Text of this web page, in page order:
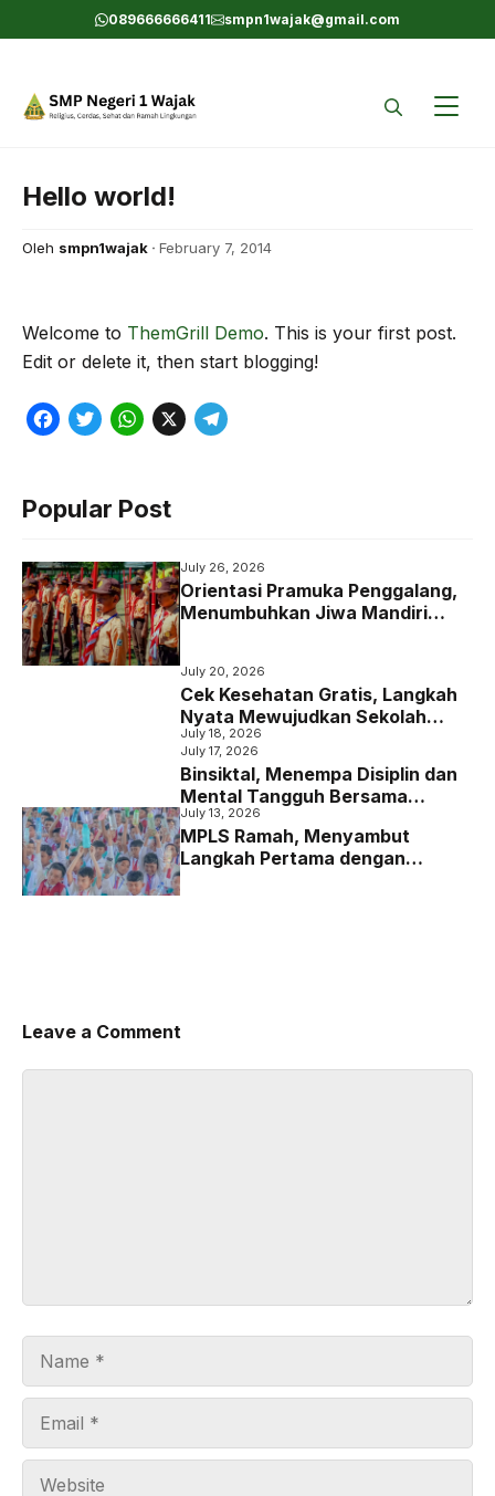
to
089666666411 smpn1wajak@gmail.com
Hello world!
Oleh smpn1wajak February 7, 2014
Welcome to ThemGrill Demo. This is your first post.
Edit or delete it, then start blogging!
F
e
b
o
o
k
T
t
t
e
r
W
t
s
A
p
p
X
T
r
a
Popular Post
July 26, 2026
Orientasi Pramuka Penggalang,
Menumbuhkan Jiwa Mandiri
July 20, 2026
Cek Kesehatan Gratis, Langkah
Nyata Mewujudkan Sekolah
yang Peduli Kesehatan
July 18, 2026
July 17, 2026
Binsiktal, Menempa Disiplin dan
Mental Tangguh Bersama
Koramil Wajak
July 13, 2026
MPLS Ramah, Menyambut
Langkah Pertama dengan
Senyum dan Kepedulian
Leave a Comment